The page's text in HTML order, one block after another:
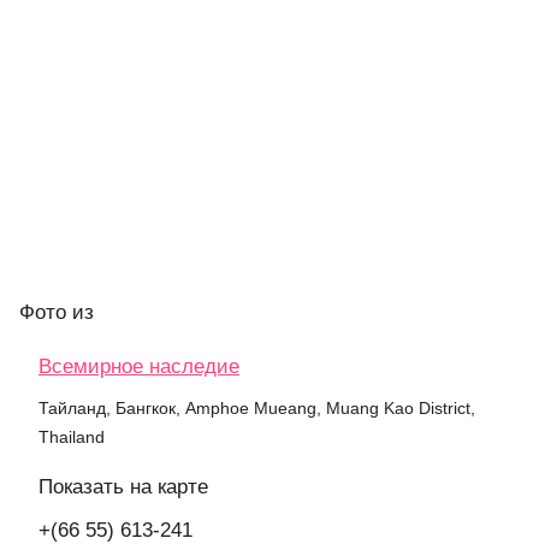
Фото из
Всемирное наследие
Тайланд, Бангкок, Amphoe Mueang, Muang Kao District,
Thailand
Показать на карте
+(66 55) 613-241